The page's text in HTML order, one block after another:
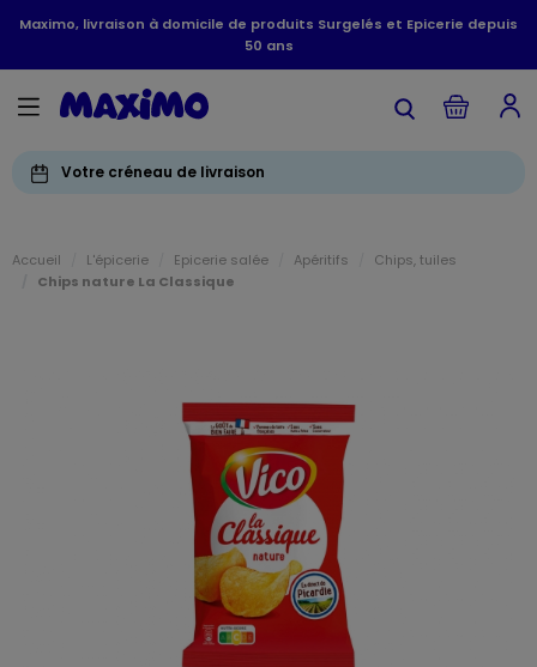
Maximo, livraison à domicile de produits Surgelés et Epicerie depuis
50 ans
Votre créneau de livraison
Accueil L'épicerie Epicerie salée Apéritifs
Chips, tuiles
Chips nature La Classique